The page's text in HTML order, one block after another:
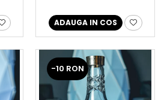
ADAUGA IN COS
-10 RON